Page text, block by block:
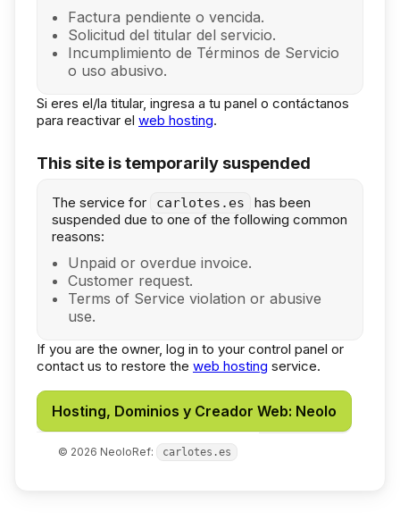
Factura pendiente o vencida.
Solicitud del titular del servicio.
Incumplimiento de Términos de Servicio
o uso abusivo.
Si eres el/la titular, ingresa a tu panel o contáctanos
para reactivar el web hosting.
This site is temporarily suspended
The service for carlotes.es
has been
suspended due to one of the following common
reasons:
Unpaid or overdue invoice.
Customer request.
Terms of Service violation or abusive
use.
If you are the owner, log in to your control panel or
contact us to restore the web hosting service.
Hosting, Dominios y Creador Web: Neolo
© 2026 NeoloRef: carlotes.es